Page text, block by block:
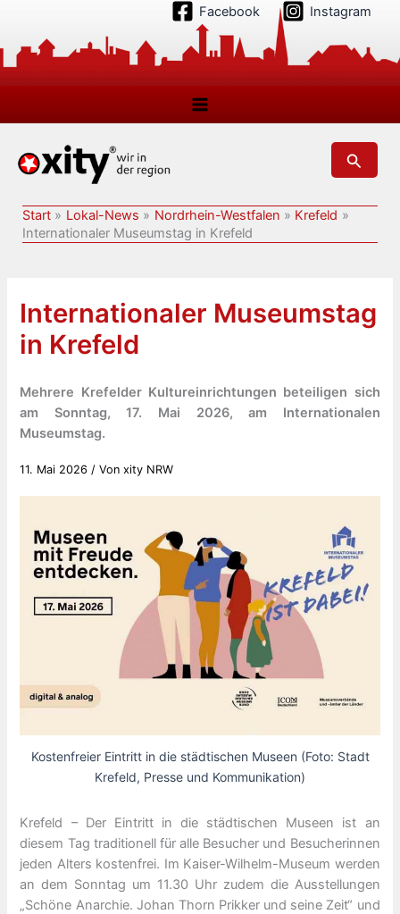
springen
Facebook Instagram
Suchen
Start Lokal-News Nordrhein-Westfalen
Krefeld
Internationaler Museumstag in Krefeld
Internationaler Museumstag
in Krefeld
Mehrere Krefelder Kultureinrichtungen beteiligen sich
am Sonntag, 17. Mai 2026, am Internationalen
Museumstag.
11. Mai 2026 / Vonxity NRW
Kostenfreier Eintritt in die städtischen Museen (Foto: Stadt
Krefeld, Presse und Kommunikation)
Krefeld – Der Eintritt in die städtischen Museen ist an
diesem Tag traditionell für alle Besucher und Besucherinnen
jeden Alters kostenfrei. Im Kaiser-Wilhelm-Museum werden
an dem Sonntag um 11.30 Uhr zudem die Ausstellungen
„Schöne Anarchie. Johan Thorn Prikker und seine Zeit“ und